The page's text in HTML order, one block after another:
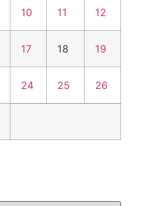
10 11 12
17 18 19
24 25 26